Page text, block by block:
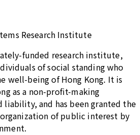
Research Institute
funded research institute,
of social standing who
well-being of Hong Kong. It is
as a non-profit-making
and has been granted the
of public interest by